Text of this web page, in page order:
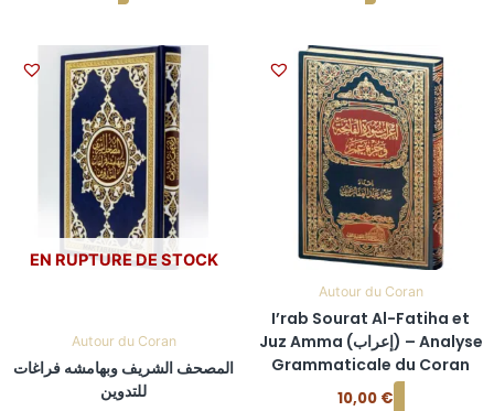
EN RUPTURE DE STOCK
Autour du Coran
المصحف الشريف وبهامشه فراغات
للتدوين
Autour du Coran
I’rab Sourat Al-Fatiha et
Juz Amma (إعراب) – Analyse
Grammaticale du Coran
10,00 €